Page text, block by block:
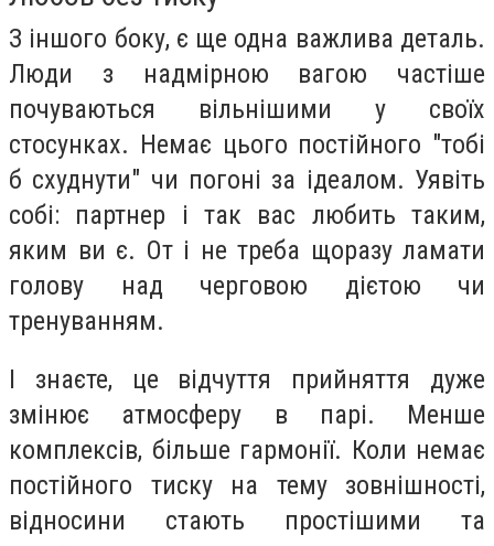
З іншого боку, є ще одна важлива деталь.
Люди з надмірною вагою частіше
почуваються вільнішими у своїх
стосунках. Немає цього постійного "тобі
б схуднути" чи погоні за ідеалом. Уявіть
собі: партнер і так вас любить таким,
яким ви є. От і не треба щоразу ламати
голову над черговою дієтою чи
тренуванням.
І знаєте, це відчуття прийняття дуже
змінює атмосферу в парі. Менше
комплексів, більше гармонії. Коли немає
постійного тиску на тему зовнішності,
відносини стають простішими та